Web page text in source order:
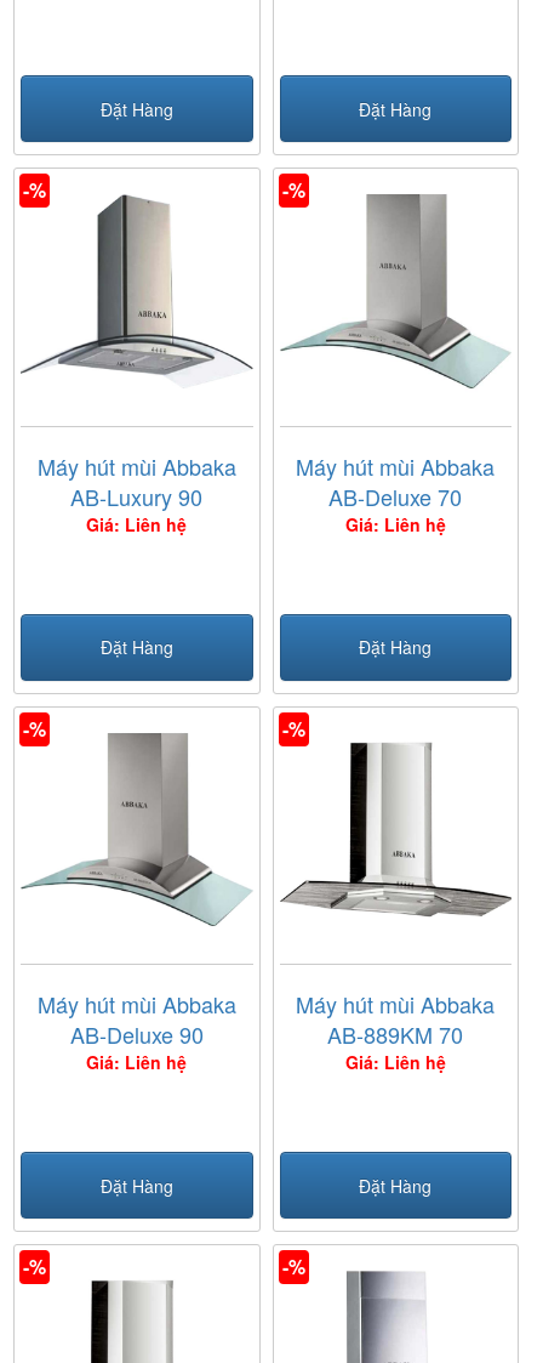
Đặt Hàng Đặt Hàng
-%
Máy hút mùi Abbaka
AB-Luxury 90
Giá: Liên hệ
Đặt Hàng
-%
Máy hút mùi Abbaka
AB-Deluxe 70
Giá: Liên hệ
Đặt Hàng
-%
Máy hút mùi Abbaka
AB-Deluxe 90
Giá: Liên hệ
Đặt Hàng
-%
Máy hút mùi Abbaka
AB-889KM 70
Giá: Liên hệ
Đặt Hàng
-% -%